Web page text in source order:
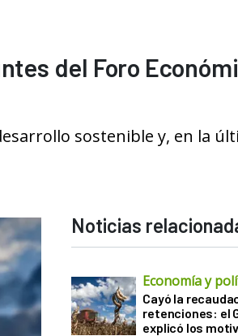
del Foro
sostenible y, en la
Noticias
Economía y
Cayó la
retenciones: el
explicó los